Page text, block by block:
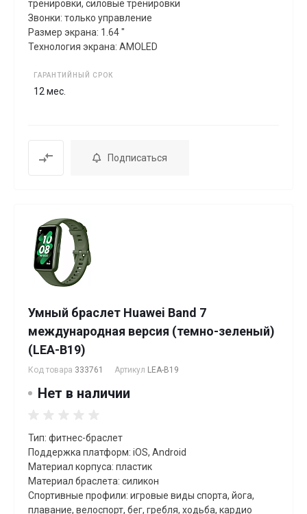
тренировки, силовые тренировки
Звонки: только управление
Размер экрана: 1.64 "
Технология экрана: AMOLED
ГАРАНТИЙНЫЙ СРОК
12 мес.
Подписаться
Умный браслет Huawei Band 7
международная версия (темно-зеленый)
(LEA-B19)
Код товара 333761 Артикул LEA-B19
Нет в наличии
Тип: фитнес-браслет
Поддержка платформ: iOS, Android
Материал корпуса: пластик
Материал браслета: силикон
Спортивные профили: игровые виды спорта, йога,
плавание, велоспорт, бег, гребля, xодьба, кардио